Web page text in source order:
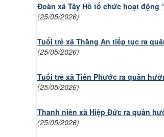
Đoàn xã Tây Hồ tổ chức hoạt động
(25/05/2026)
Tuổi trẻ xã Thăng An tiếp tục ra
(25/05/2026)
Tuổi trẻ xã Tiên Phước ra quân
(25/05/2026)
Thanh niên xã Hiệp Đức ra quân
(25/05/2026)